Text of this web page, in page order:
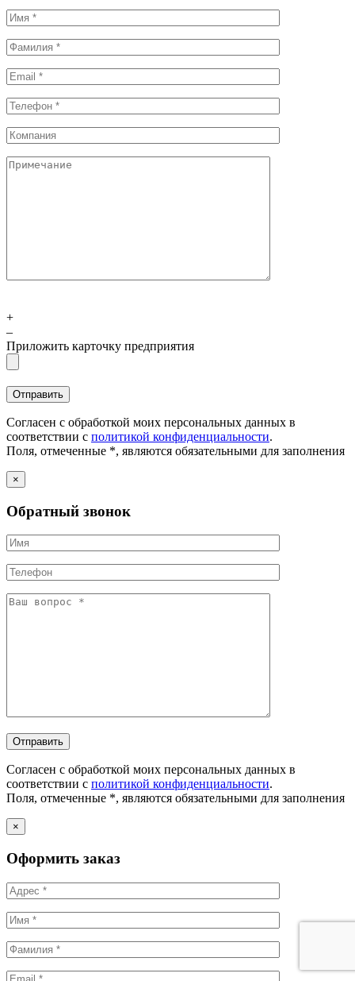
+
–
Приложить карточку предприятия
Согласен с обработкой моих персональных данных в
соответствии с политикой конфиденциальности.
Поля, отмеченные *, являются обязательными для заполнения
×
Обратный звонок
Согласен с обработкой моих персональных данных в
соответствии с политикой конфиденциальности.
Поля, отмеченные *, являются обязательными для заполнения
×
Оформить заказ